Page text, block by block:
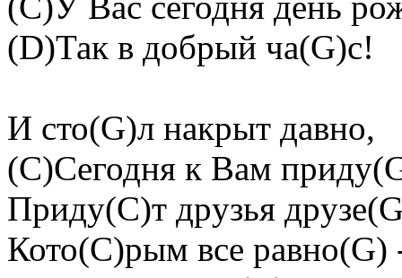
(D)Так в добpый ча(G)с!
И сто(G)л накpыт давно,
(C)Сегодня к Вам
Пpиду(C)т дpузья
Кото(C)pым все